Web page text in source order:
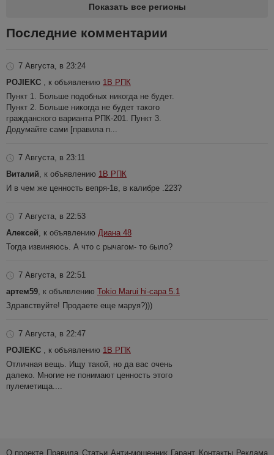
Показать все регионы
Последние комментарии
7 Августа, в 23:24
POJIEKC
, к объявлению 1В РПК
Пункт 1. Больше подобных никогда не будет.
Пункт 2. Больше никогда не будет такого
гражданского варианта РПК-201. Пункт 3.
Додумайте сами [правила п...
7 Августа, в 23:11
Виталий , к объявлению 1В РПК
И в чем же ценность вепря-1в, в калибре .223?
7 Августа, в 22:53
Алексей , к объявлению Диана 48
Тогда извиняюсь. А что с рычагом- то было?
7 Августа, в 22:51
артем59 , к объявлению Tokio Marui hi-capa 5.1
Здравствуйте! Продаете еще маруя?)))
7 Августа, в 22:47
POJIEKC
, к объявлению 1В РПК
Отличная вещь. Ищу такой, но да вас очень
далеко. Многие не понимают ценность этого
пулеметища....
О проекте Правила Статьи Анти-мошенник Гарант Контакты Реклама